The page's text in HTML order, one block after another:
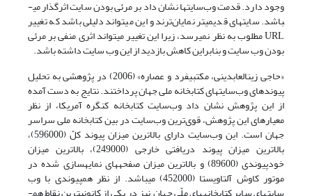
وجود دارد. قدمت وب‌سایتها نشان داد بر مرئی بودن سایت اثرگذار می­
باشد. سایتهای قدیمی­تر نمایان‌ترند و این می­تواند دلیلی باشد که تغییر
URL مطلوب به نظر نمی­رسد، زیرا این تغییر می­تواند اثری منفی بر مرئی
بودن وب سایت و بنابراین کاهش بازدید از این وب سایت داشته باشد.
«حاجی زین­العابدینی، مکتبی­فرد و عصاره» (2006) در پژوهشی به تحلیل
پیوندهای وب‌سایتهای کتابخانه ملی جهان پرداختند. نتایج به دست آمده
از این پژوهش نشان داد وب‌سایت کتابخانه کنگره آمریکا، از نظر
معیارهای این پژوهش، قوی‌ترین وب‌سایت در بین کتابخانه ملی سراسر
جهان است. این وب‌سایت دارای بالاترین میزان پیوند کلّ (596000)،
بالاترین میزان پیوند دریافتی خارجی (249000)، بالاترین میزان
خودپیوندی (89600) و بالاترین میزان صفحه­های نمایه­سازی شده در
موتور کاوش آلتاویستا (452000) می­باشد. از نظر هم­پیوندی با وب